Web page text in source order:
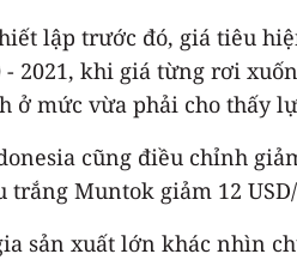
lập trước đó, giá tiêu
2021, khi giá từng rơi
ở mức vừa phải cho thấy
cũng điều chỉnh
trắng Muntok giảm 12
sản xuất lớn khác nhìn